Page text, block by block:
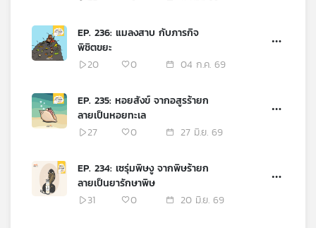
EP. 236: แมลงสาบ กับภารกิจ
พิชิตขยะ
20
0 04 ก.ค. 69
EP. 235: หอยสังข์ จากอสูรร้ายก
ลายเป็นหอยทะเล
27
0 27 มิ.ย. 69
EP. 234: เซรุ่มพิษงู จากพิษร้ายก
ลายเป็นยารักษาพิษ
31
0 20 มิ.ย. 69